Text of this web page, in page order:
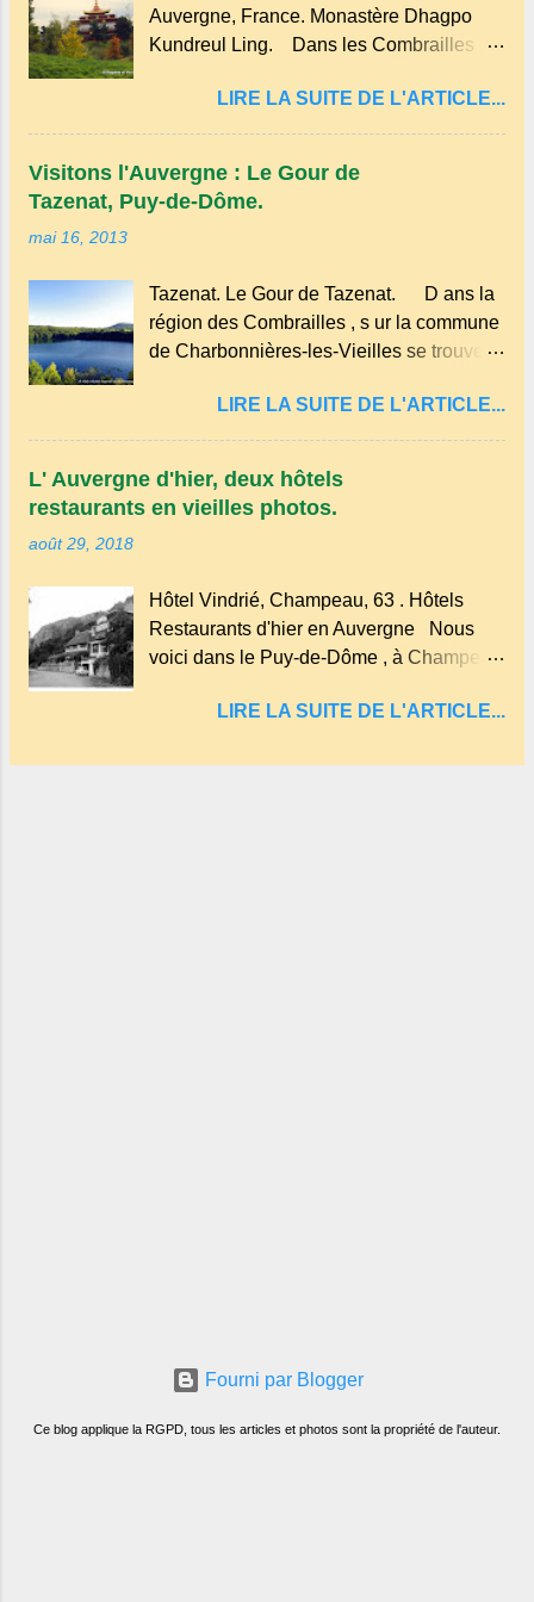
réalisée avec des ingrédients simples
comme la farine, les œufs, le lait et une
y ajouter du sucre et des fruits comme des
pommes ou des myrtilles. Son nom
pourrait être dérivé du terme occitan
pascada , qui signifie...
Auvergne, France. Monastère Dhagpo
Kundreul Ling. Dans les Combrailles ,
trouve un site Bouddhiste, composé de
deux ermitages monastiques, dont le
dit "le Bost" sur la commune de Biollet ,
un des plus importants centres d'Europe.
dresse dans les nuages et brille au
moindre rayon de soleil, attirant le regard.
Bien entouré de verdure, d'un étang,
d'art sacré, d'un jardin des souvenirs tout
cela dans un grand parc arboré.
LIRE LA SUITE DE L'ARTICLE...
Visitons l'Auvergne : Le Gour de
Tazenat, Puy-de-Dôme.
mai 16, 2013
Tazenat. Le Gour de Tazenat. D ans la
région des Combrailles , s ur la commune
de Charbonnières-les-Vieilles se trouve le
(cratère d'explosion) rempli d’eau, appelé
: le Lac de Tazenat ou Tazanat, il est le
premier et le plus au nord de la Chaîne
des Puys qui en compte près de soixante.
En Auvergne on dit : un " Gour " c 'est
Longtemps considéré comme "sans fond"
et en forme d'entonnoir entraînant vers les
entrailles de la terre, les malheureux qui
LIRE LA SUITE DE L'ARTICLE...
L' Auvergne d'hier, deux hôtels
restaurants en vieilles photos.
août 29, 2018
Hôtel Vindrié, Champeau, 63 . Hôtels
Restaurants d'hier en Auvergne Nous
voici dans le Puy-de-Dôme , à Champeau
commune de Servant . L'Hôtel-Restaurant
fritures, ses truites, son jambon de pays et
LIRE LA SUITE DE L'ARTICLE...
Fourni par Blogger
Ce blog applique la RGPD, tous les articles et photos sont la propriété de l'auteur.